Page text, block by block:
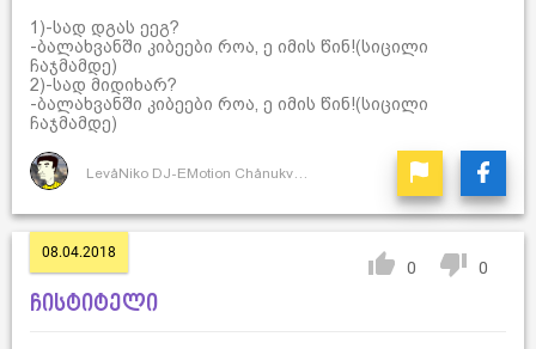
1)-სად დგას ეეგ?
-ბალახვანში კიბეები როა, ე იმის წინ!(სიცილი
ჩაჯმამდე)
2)-სად მიდიხარ?
-ბალახვანში კიბეები როა, ე იმის წინ!(სიცილი
ჩაჯმამდე)
LevåNiko DJ-EMotion ChånukvåDze
08.04.2018
0 0
ჩისტიტელი